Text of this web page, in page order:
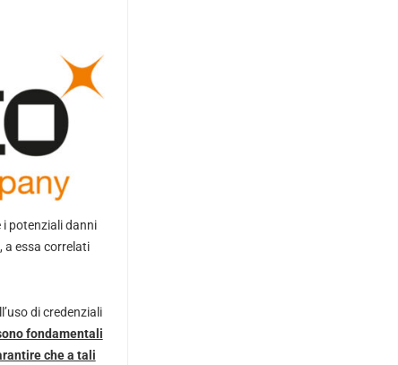
i potenziali danni
a essa correlati
di credenziali
fondamentali
che a tali